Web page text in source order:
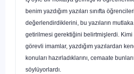
benim yazdığım yazıları sınıfta
değerlendirdiklerini, bu yazıların mutlaka
getirilmesi gerektiğini belirtmişlerdi.
görevli imamlar, yazdığım yazılardan
konuları hazırladıklarını, cemaate
söylüyorlardı.